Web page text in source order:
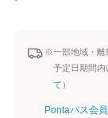
※一部地域・離
予定日期間内
て ）
Pontaパス会